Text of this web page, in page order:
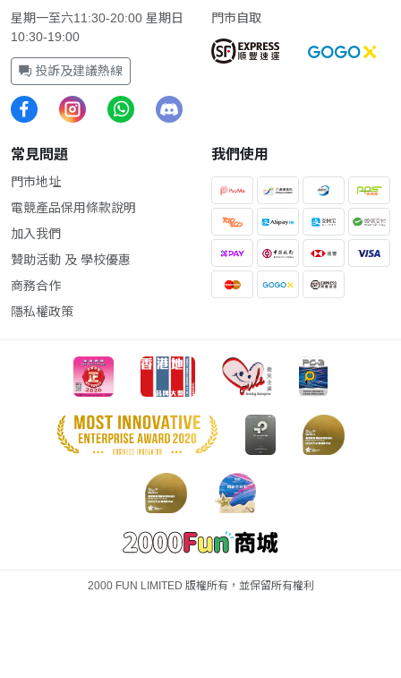
星期一至六11:30-20:00 星期日
10:30-19:00
投訴及建議熱線
門市自取
常見問題
門市地址
電競產品保用條款說明
加入我們
贊助活動 及 學校優惠
商務合作
隱私權政策
我們使用
2000 FUN LIMITED 版權所有，並保留所有權利